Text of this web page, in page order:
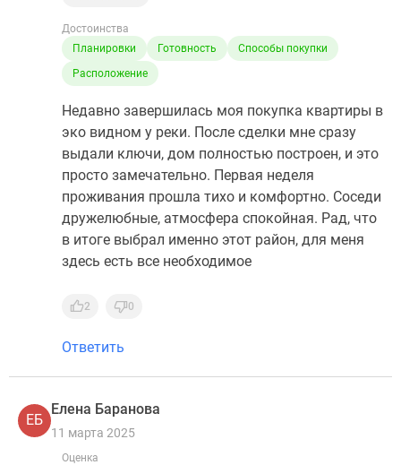
Достоинства
Планировки
Готовность
Способы покупки
Расположение
Недавно завершилась моя покупка квартиры в
эко видном у реки. После сделки мне сразу
выдали ключи, дом полностью построен, и это
просто замечательно. Первая неделя
проживания прошла тихо и комфортно. Соседи
дружелюбные, атмосфера спокойная. Рад, что
в итоге выбрал именно этот район, для меня
здесь есть все необходимое
2 0
Ответить
ЕБ
Елена Баранова
11 марта 2025
Оценка